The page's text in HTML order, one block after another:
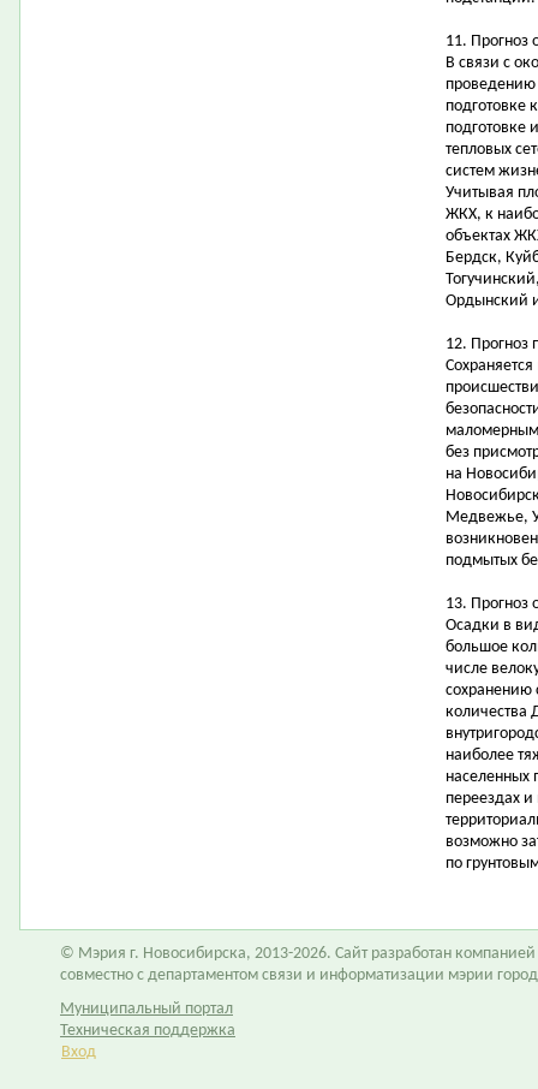
11. Прогноз
В связи с
проведению
подготовке
подготовке
тепловых
систем
Учитывая
ЖКХ, к
объектах
Бердск,
Ордынский
12. Прогноз
без
на
Медвежье,
подмытых
13. Прогноз
Осадки в
большое
числе
сохранению
количества
наиболее
населенных
переездах
возможно
по
© Мэрия г. Новосибирска, 2013-2026. Сайт разработан компанией
совместно с департаментом связи и информатизации мэрии
Муниципальный портал
Техническая поддержка
Вход